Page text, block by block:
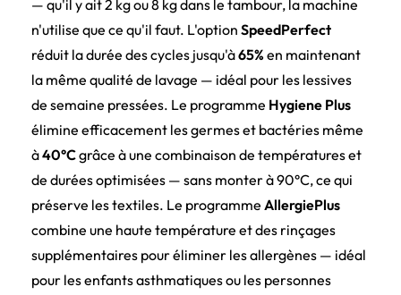
— qu'il y ait 2 kg ou 8 kg dans le tambour, la machine
n'utilise que ce qu'il faut. L'option SpeedPerfect
réduit la durée des cycles jusqu'à65%en maintenant
la même qualité de lavage — idéal pour les lessives
de semaine pressées. Le programme Hygiene Plus
élimine efficacement les germes et bactéries même
à40°Cgrâce à une combinaison de températures et
de durées optimisées — sans monter à 90°C, ce qui
préserve les textiles. Le programme AllergiePlus
combine une haute température et des rinçages
supplémentaires pour éliminer les allergènes — idéal
pour les enfants asthmatiques ou les personnes